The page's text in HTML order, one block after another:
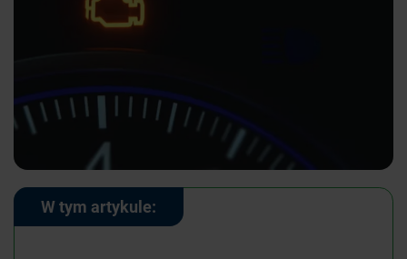
W tym artykule: